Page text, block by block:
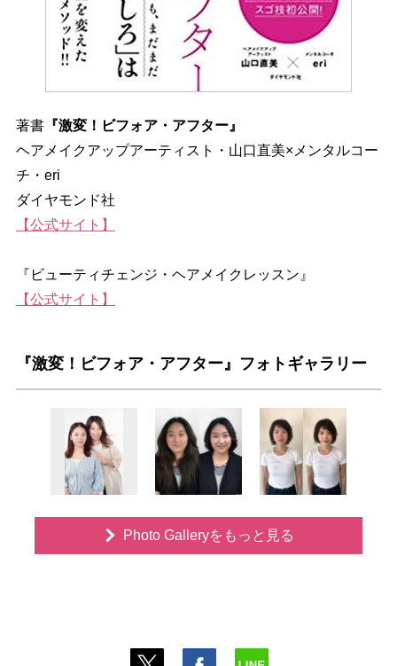
著書『激変！ビフォア・アフター』
ヘアメイクアップアーティスト・山口直美×メンタルコー
チ・eri
ダイヤモンド社
【公式サイト】
『ビューティチェンジ・ヘアメイクレッスン』
【公式サイト】
『激変！ビフォア・アフター』フォトギャラリー
Photo Galleryをもっと見る